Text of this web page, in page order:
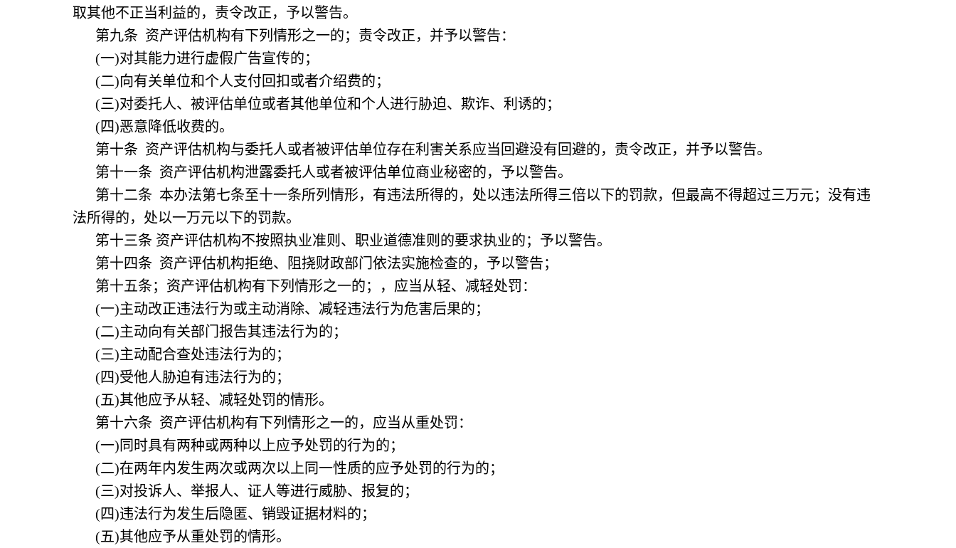
取其他不正当利益的，责令改正，予以警告。
第九条 资产评估机构有下列情形之一的；责令改正，并予以警告：
(一)对其能力进行虚假广告宣传的；
(二)向有关单位和个人支付回扣或者介绍费的；
(三)对委托人、被评估单位或者其他单位和个人进行胁迫、欺诈、利诱的；
(四)恶意降低收费的。
第十条 资产评估机构与委托人或者被评估单位存在利害关系应当回避没有回避的，责令改正，并予以警告。
第十一条 资产评估机构泄露委托人或者被评估单位商业秘密的，予以警告。
第十二条 本办法第七条至十一条所列情形，有违法所得的，处以违法所得三倍以下的罚款，但最高不得超过三万元；没有违
法所得的，处以一万元以下的罚款。
笫十三条 资产评估机构不按照执业准则、职业道德准则的要求执业的；予以警告。
第十四条 资产评估机构拒绝、阻挠财政部门依法实施检查的，予以警告；
第十五条；资产评估机构有下列情形之一的；，应当从轻、减轻处罚：
(一)主动改正违法行为或主动消除、减轻违法行为危害后果的；
(二)主动向有关部门报告其违法行为的；
(三)主动配合查处违法行为的；
(四)受他人胁迫有违法行为的；
(五)其他应予从轻、减轻处罚的情形。
第十六条 资产评估机构有下列情形之一的，应当从重处罚：
(一)同时具有两种或两种以上应予处罚的行为的；
(二)在两年内发生两次或两次以上同一性质的应予处罚的行为的；
(三)对投诉人、举报人、证人等进行威胁、报复的；
(四)违法行为发生后隐匿、销毁证据材料的；
(五)其他应予从重处罚的情形。